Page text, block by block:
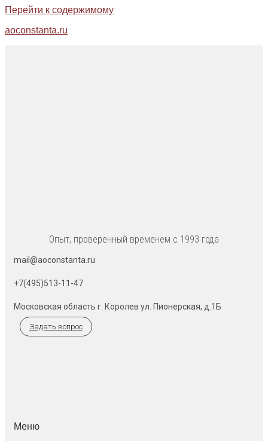
Перейти к содержимому
aoconstanta.ru
Опыт, проверенный временем с 1993 года
mail@aoconstanta.ru
+7(495)513-11-47
Московская область г. Королев ул. Пионерская, д.1Б
Задать вопрос
Меню